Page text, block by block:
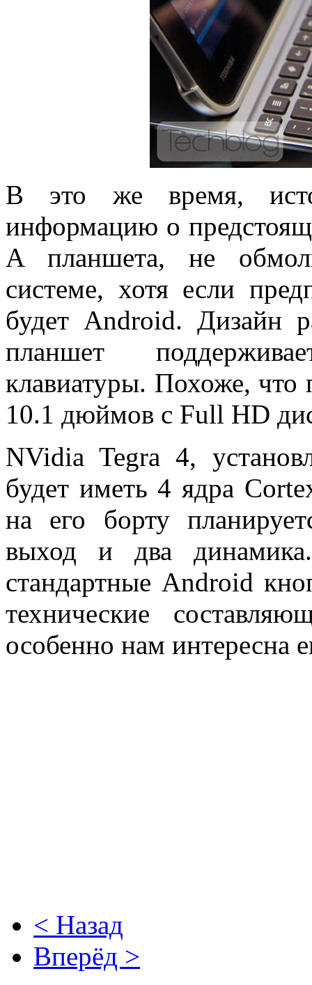
В это же время,
информацию о
A планшета, не
системе, хотя если
будет Android. Дизайн
планшет
клавиатуры. Похоже, что
10.1 дюймов с Full HD
NVidia Tegra 4,
будет иметь 4 ядра
на его борту
выход и два
стандартные Android
технические
особенно нам интересна
< Назад
Вперёд >